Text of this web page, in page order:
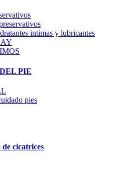
intimas y lubricantes
PIE
pies
cicatrices